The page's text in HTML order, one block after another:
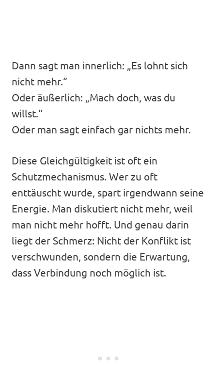
Dann sagt man innerlich: „Es lohnt sich
nicht mehr.“
Oder äußerlich: „Mach doch, was du
willst.“
Oder man sagt einfach gar nichts mehr.
Diese Gleichgültigkeit ist oft ein
Schutzmechanismus. Wer zu oft
enttäuscht wurde, spart irgendwann seine
Energie. Man diskutiert nicht mehr, weil
man nicht mehr hofft. Und genau darin
liegt der Schmerz: Nicht der Konflikt ist
verschwunden, sondern die Erwartung,
dass Verbindung noch möglich ist.